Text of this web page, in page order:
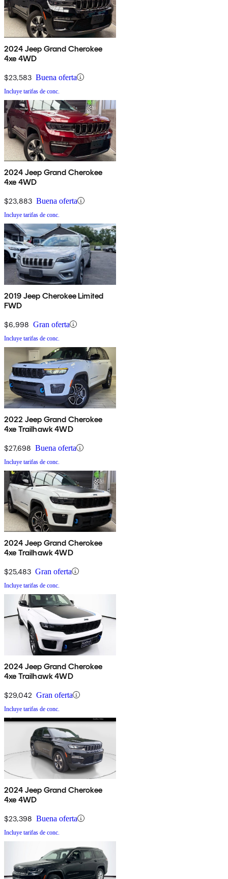
2024 Jeep Grand Cherokee
4xe 4WD
$23,583 Buena oferta
Incluye tarifas de conc.
2024 Jeep Grand Cherokee
4xe 4WD
$23,883 Buena oferta
Incluye tarifas de conc.
2019 Jeep Cherokee Limited
FWD
$6,998 Gran oferta
Incluye tarifas de conc.
2022 Jeep Grand Cherokee
4xe Trailhawk 4WD
$27,698 Buena oferta
Incluye tarifas de conc.
2024 Jeep Grand Cherokee
4xe Trailhawk 4WD
$25,483 Gran oferta
Incluye tarifas de conc.
2024 Jeep Grand Cherokee
4xe Trailhawk 4WD
$29,042 Gran oferta
Incluye tarifas de conc.
2024 Jeep Grand Cherokee
4xe 4WD
$23,398 Buena oferta
Incluye tarifas de conc.